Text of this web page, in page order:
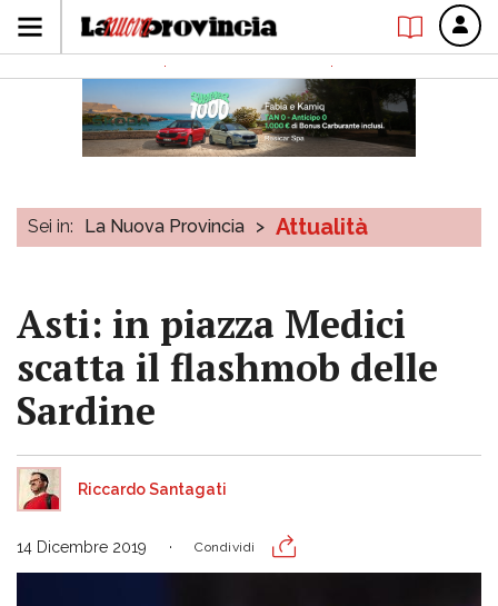
Sei in: La Nuova Provincia > Attualità
Asti: in piazza Medici
scatta il flashmob delle
Sardine
Riccardo Santagati
14 Dicembre 2019 Condividi